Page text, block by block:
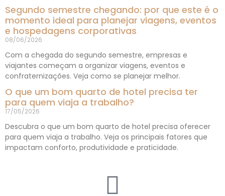
Segundo semestre chegando: por que este é o
momento ideal para planejar viagens, eventos
e hospedagens corporativas
08/06/2026
Com a chegada do segundo semestre, empresas e
viajantes começam a organizar viagens, eventos e
confraternizações. Veja como se planejar melhor.
O que um bom quarto de hotel precisa ter
para quem viaja a trabalho?
17/05/2026
Descubra o que um bom quarto de hotel precisa oferecer
para quem viaja a trabalho. Veja os principais fatores que
impactam conforto, produtividade e praticidade.